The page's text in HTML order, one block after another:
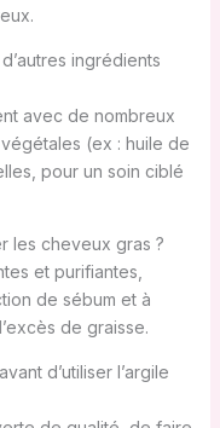
ingrédients
avec de nombreux
(ex : huile de
pour un soin ciblé
les cheveux gras ?
et purifiantes,
de sébum et à
de graisse.
d’utiliser l’argile